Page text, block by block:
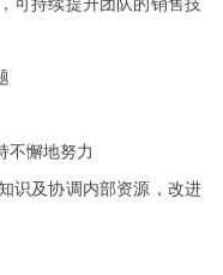
不懈地努力
识及协调内部资源，改进